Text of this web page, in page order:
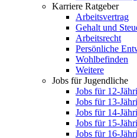
Karriere Ratgeber
Arbeitsvertrag
Gehalt und
Arbeitsrecht
Persönliche
Wohlbefinden
Weitere
Jobs für Jugendliche
Jobs für 12-
Jobs für 13-
Jobs für 14-
Jobs für 15-
Jobs für 16-